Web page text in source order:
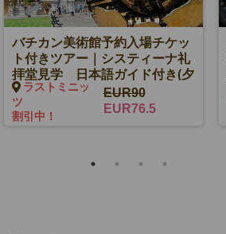
バチカン美術館予約入場チケッ
ト付きツアー｜システィーナ礼
拝堂見学 日本語ガイド付き(夕
方プラン)
ラストミニッ
ツ
割引中！
EUR90
EUR76.5